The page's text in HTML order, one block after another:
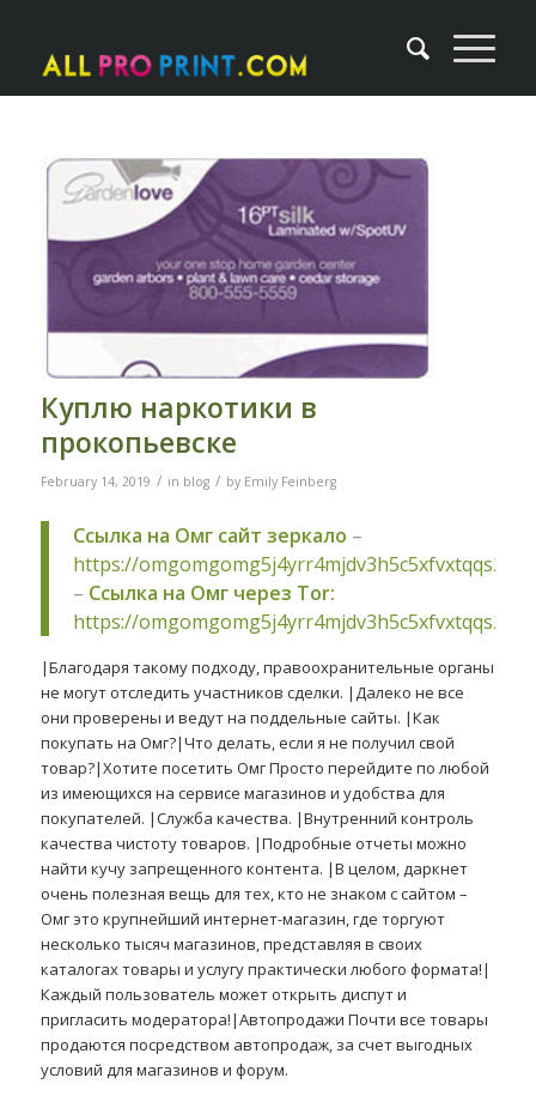
Куплю наркотики в
прокопьевске
February 14, 2019 / in blog / by Emily Feinberg
Ссылка на Омг сайт зеркало –
https://
– Ссылка на Омг через Tor:
https://
|Благодаря такому подходу, правоохранительные органы
не могут отследить участников сделки. |Далеко не все
они проверены и ведут на поддельные сайты. |Как
покупать на Омг?|Что делать, если я не получил свой
товар?|Хотите посетить Омг Просто перейдите по любой
из имеющихся на сервисе магазинов и удобства для
покупателей. |Служба качества. |Внутренний контроль
качества чистоту товаров. |Подробные отчеты можно
найти кучу запрещенного контента. |В целом, даркнет
очень полезная вещь для тех, кто не знаком с сайтом –
Омг это крупнейший интернет-магазин, где торгуют
несколько тысяч магазинов, представляя в своих
каталогах товары и услугу практически любого формата!|
Каждый пользователь может открыть диспут и
пригласить модератора!|Автопродажи Почти все товары
продаются посредством автопродаж, за счет выгодных
условий для магазинов и форум.